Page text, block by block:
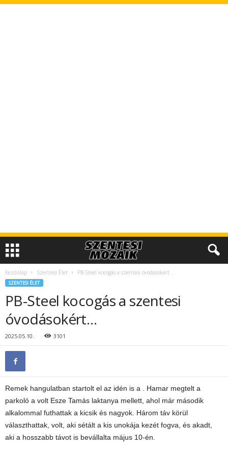
Kezdőlap Szentesi Élet PB-Steel kocogás a szentesi óvodásokért…
SZENTESI ÉLET
PB-Steel kocogás a szentesi
óvodásokért…
2025.05.10. 3101
Remek hangulatban startolt el az idén is a . Hamar megtelt a
parkoló a volt Esze Tamás laktanya mellett, ahol már második
alkalommal futhattak a kicsik és nagyok. Három táv körül
választhattak, volt, aki sétált a kis unokája kezét fogva, és akadt,
aki a hosszabb távot is bevállalta május 10-én.